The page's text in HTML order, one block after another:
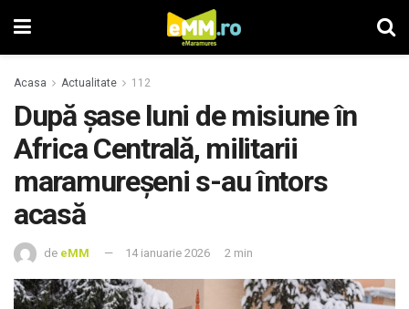
Acasa Actualitate 112
După șase luni de misiune în
Africa Centrală, militarii
maramureșeni s-au întors
acasă
de eMM 14 ianuarie 2026 2 min